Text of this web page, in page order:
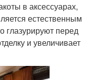
в аксессуарах,
естественным
глазурируют перед
и увеличивает